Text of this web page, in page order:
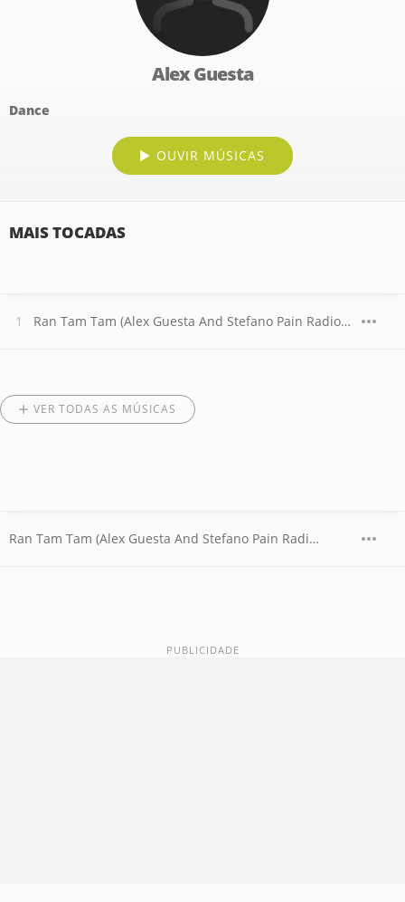
Alex Guesta
Dance
OUVIR MÚSICAS
MAIS TOCADAS
Ran Tam Tam (Alex Guesta And Stefano Pain Radio Edit)
VER TODAS AS MÚSICAS
Ran Tam Tam (Alex Guesta And Stefano Pain Radio Edit)